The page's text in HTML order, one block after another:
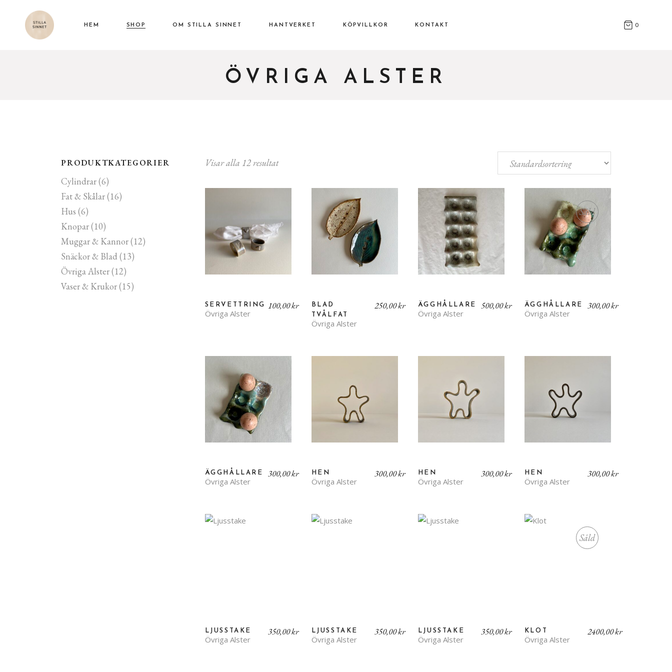
HEM SHOP OM STILLA SINNET HANTVERKET KÖPVILLKOR KONTAKT 0
ÖVRIGA ALSTER
Visar alla 12 resultat
SERVETTRING
Övriga Alster
100,00kr
BLAD
TVÅLFAT
Övriga Alster
250,00kr ÄGGHÅLLARE
Övriga Alster
500,00kr
Såld
ÄGGHÅLLARE
Övriga Alster
300,00kr
ÄGGHÅLLARE
Övriga Alster
300,00kr HEN
Övriga Alster
300,00kr HEN
Övriga Alster
300,00kr HEN
Övriga Alster
300,00kr
LJUSSTAKE
Övriga Alster
350,00kr LJUSSTAKE
Övriga Alster
350,00kr LJUSSTAKE
Övriga Alster
350,00kr
Såld
KLOT
Övriga Alster
2400,00kr
PRODUKTKATEGORIER
Cylindrar(6)
Fat & Skålar(16)
Hus (6)
Knopar(10)
Muggar & Kannor(12)
Snäckor & Blad (13)
Övriga Alster(12)
Vaser & Krukor(15)